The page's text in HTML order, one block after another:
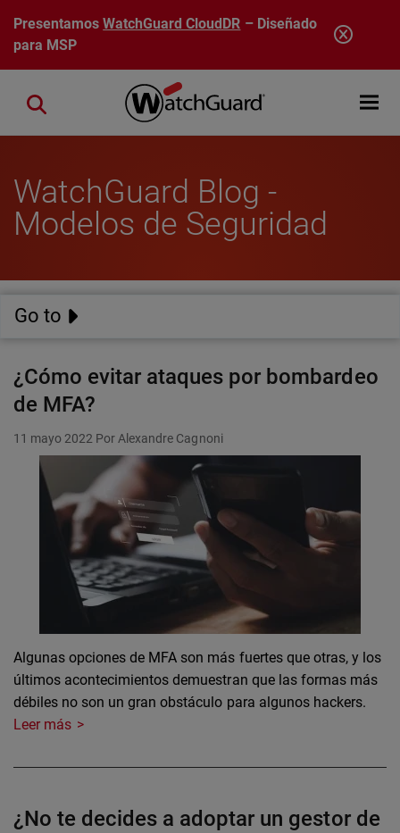
Pasar al contenido principal
PresentamosWatchGuard CloudDR – Diseñado
para MSP
Open
Close search
WatchGuard Blog -
Modelos de Seguridad
Go to
¿Cómo evitar ataques por bombardeo
de MFA?
11 mayo 2022 Por Alexandre Cagnoni
Algunas opciones de MFA son más fuertes que otras, y los
últimos acontecimientos demuestran que las formas más
débiles no son un gran obstáculo para algunos hackers.
Leer más
¿No te decides a adoptar un gestor de